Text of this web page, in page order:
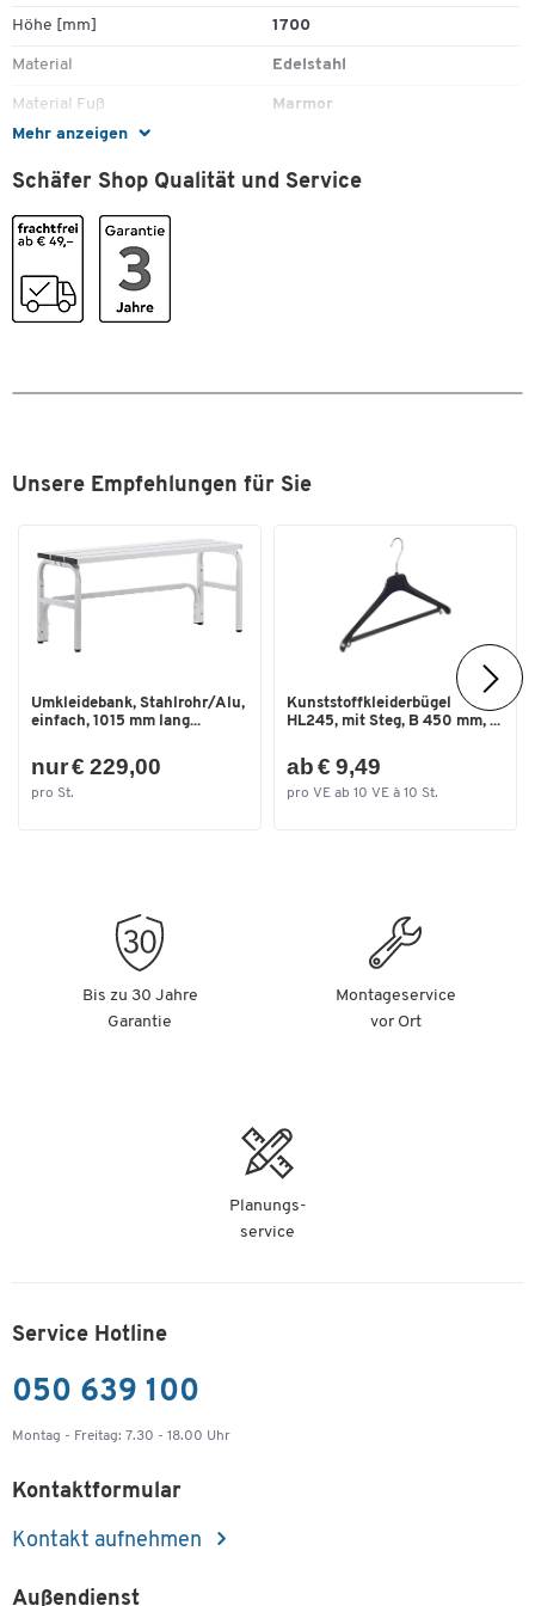
Mehr anzeigen
Höhe [mm] 1700
Material Edelstahl
Material Fuß Marmor
Material Standrohr
SCHÄFER Dekorsystem Nein
Schirmhalter
Tropfmulde
Farbe Edelstahl
Breite [mm] 560
Schäfer Shop Qualität und Service
Unsere Empfehlungen für Sie
Umkleidebank, Stahlrohr/Alu,
einfach, 1015 mm lang...
nur € 229,00
pro St.
Kunststoffkleiderbügel
HL245, mit Steg, B 450 mm, ...
ab € 9,49
pro VE ab 10 VE à 10 St.
Bis zu 30 Jahre
Garantie
Montageservice
vor Ort
Planungs-
service
Service Hotline
050 639 100
Montag - Freitag: 7.30 - 18.00 Uhr
Kontaktformular
Kontakt aufnehmen
Außendienst